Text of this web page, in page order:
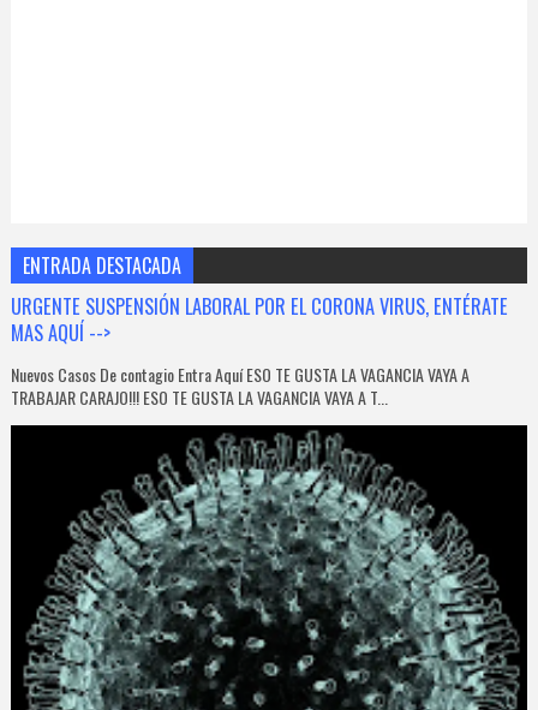
ENTRADA DESTACADA
URGENTE SUSPENSIÓN LABORAL POR EL CORONA VIRUS, ENTÉRATE
MAS AQUÍ -->
Nuevos Casos De contagio Entra Aquí ESO TE GUSTA LA VAGANCIA VAYA A
TRABAJAR CARAJO!!! ESO TE GUSTA LA VAGANCIA VAYA A T...